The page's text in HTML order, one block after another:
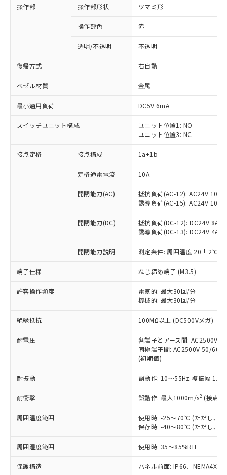
操作部 操作部形状 ツマミ形
操作部色 赤
透明/不透明 不透明
復帰方式 右自動
ベゼル材質 金属
最小適用負荷 DC5V 6mA
スイッチユニット構成
ユニット位置1: NO
ユニット位置3: NC
接点定格 接点構成 1a+1b
定格通電電流 10A
開閉能力(AC)
抵抗負荷(AC-12): AC24V 10A/
誘導負荷(AC-15): AC24V
開閉能力(DC)
抵抗負荷(DC-12): DC24V 8A/
誘導負荷(DC-13): DC24V 4A/
開閉能力説明 測定条件: 周囲温度 20±2℃、
端子仕様 ねじ締め端子 (M3.5)
許容操作頻度
電気的: 最大30回/分
機械的: 最大30回/分
絶縁抵抗 100MΩ以上 (DC500Vメガ)
耐電圧
各端子とアース間: AC2500V
同極端子間: AC2500V 50/
(初期値)
耐振動 誤動作: 10～55Hz 複振幅
耐衝撃 誤動作: 最大1000m/s2 (接点
周囲温度範囲
使用時: -25～70℃ (ただし、氷
保存時: -40～80℃ (ただし、氷
周囲湿度範囲 使用時: 35～85%RH
保護構造 パネル前面: IP66、NEMA4X,
ご利用条件
以下の条件をお読みいただき、同意のうえ
ご利用ください。
本サービスは、当社制御機器事業取扱
商品の当社在庫状況および標準価格
(税抜)を提供させていただくもので
本サービスの対象外となる商品もある
ことをご了承ください。
在庫状況および標準価格照会結果は、
記載している更新日時点での社内デー
タに基づき作成されるものであり、閲
覧された時点での実際の在庫および標
準価格とは異なる場合があることをご
※1 対応状況
対応済み：EU RoHS指令（10物質）の
非含有に対応した製品が提供可能な商品で
対応予定：EU RoHS指令（10物質）の非含
有に対応した製品に切り替える予定のある
商品です。
対応予定なし：EU RoHS指令（10物質）の
非含有に非対応の商品で、対応品を出す予
定はありません。
調査・確認中：EU RoHS指令（10物質）の
非含有の対応状況を調査中または確認中の
非該当品：ライセンス料など無形物で、有
害物質有無と関係のない商品です。
仕入先様の事情により、非含有部品として
いたものが、含有品と判明した場合などや
ミウム(Cd) 100ppm以下、
六価クロム(Cr(Ⅵ)) 1000ppm以下、ポリ臭化ビフェニル
類(PBB) 1000ppm以下、ポリ臭化ジフェニルエーテル類
(PBDE) 1000ppm以下、フタル酸ビス(2-エチルヘキシ
「○」：最大均質材料含有率が中国RoHSの
基準値以下であることを示します。
「×」：最大均質材料含有率が中国RoHSの
基準値を超えていることを示します。
「－」：未確認です。当社販売部門へお問
い合わせください。
Pb(鉛) :1000ppm、 Hg(水銀) : 1000ppm、 Cd(カドミウ
Cr(Ⅵ)(六価クロム) : 1000ppm、 PBBs(ポリ臭化ビフェ
当社は、これら貴社製品のうち、外国
為替および外国貿易法に定める商品
（以下｢規制貨物等」という）を輸出
または国外への提供する場合は、日本
国政府の輸出許可(または役務取引許
可)を取得するなどの必要な手続きを
号